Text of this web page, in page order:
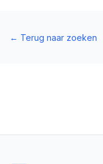
← Terug naar zoeken